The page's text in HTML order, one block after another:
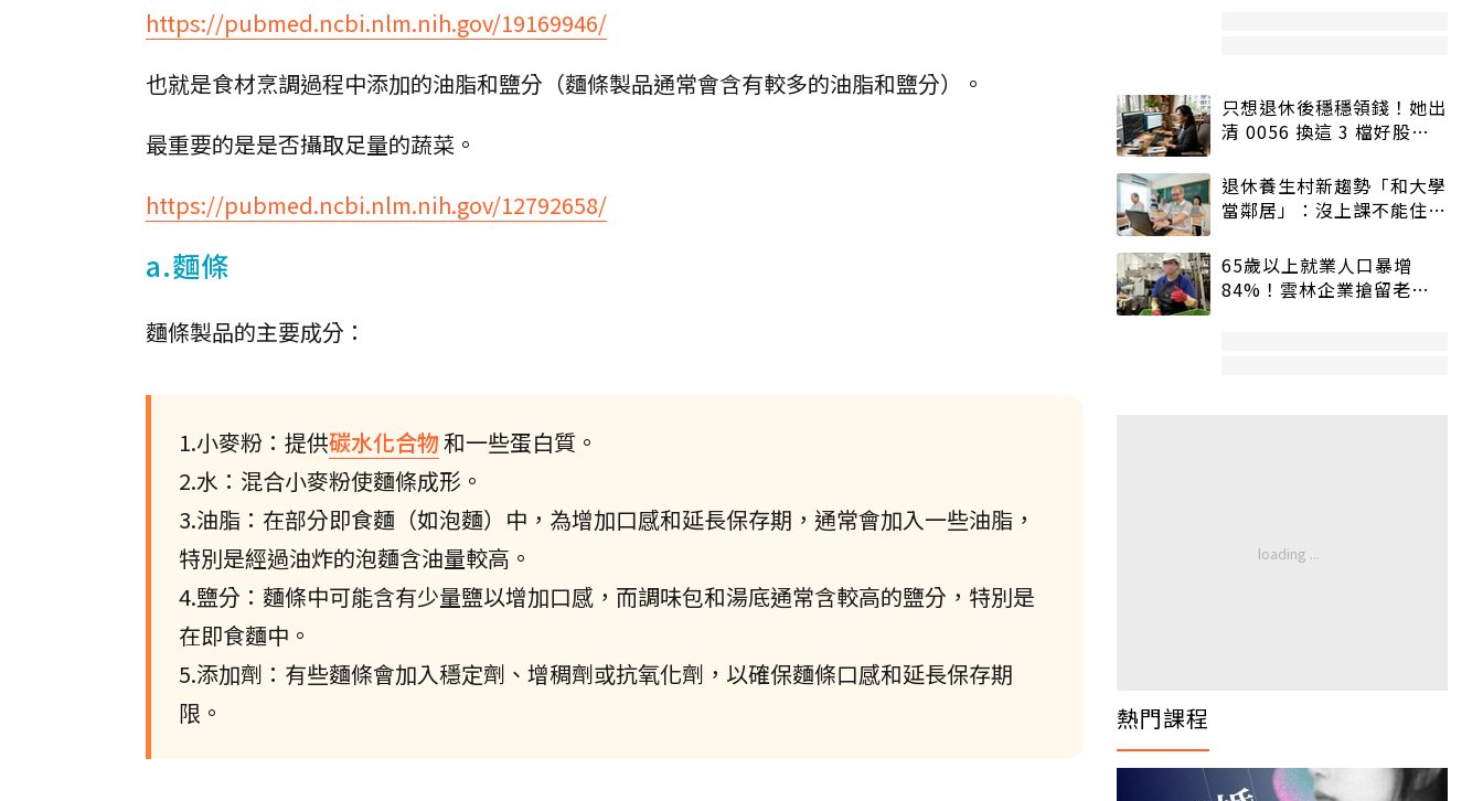
https://pubmed.ncbi.nlm.nih.gov/19169946/
也就是食材烹調過程中添加的油脂和鹽分（麵條製品通常會含有較多的油脂和鹽分）。
最重要的是是否攝取足量的蔬菜。
https://pubmed.ncbi.nlm.nih.gov/12792658/
a.麵條
麵條製品的主要成分：
1.小麥粉：提供碳水化合物和一些蛋白質。
2.水：混合小麥粉使麵條成形。
3.油脂：在部分即食麵（如泡麵）中，為增加口感和延長保存期，通常會加入一些油脂，
特別是經過油炸的泡麵含油量較高。
4.鹽分：麵條中可能含有少量鹽以增加口感，而調味包和湯底通常含較高的鹽分，特別是
在即食麵中。
5.添加劑：有些麵條會加入穩定劑、增稠劑或抗氧化劑，以確保麵條口感和延長保存期
限。
只想退休後穩穩領錢！她出
清 0056 換這 3 檔好股：
退休養生村新趨勢「和大學
當鄰居」：沒上課不能住、
65歲以上就業人口暴增
84%！雲林企業搶留老員
熱門課程